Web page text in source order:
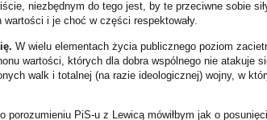
niezbędnym do tego jest, by te przeciwne sobie
i je choć w części respektowały.
W wielu elementach życia publicznego poziom
wartości, których dla dobra wspólnego nie atakuje
walk i totalnej (na razie ideologicznej) wojny, w
porozumieniu PiS-u z Lewicą mówiłbym jak o